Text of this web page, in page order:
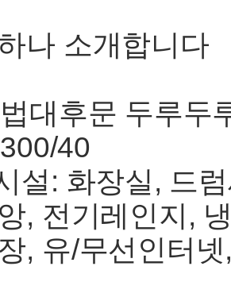
나 소개합니다
대후문 두루두
40
설: 화장실, 드
, 전기레인지,
, 유/무선인터